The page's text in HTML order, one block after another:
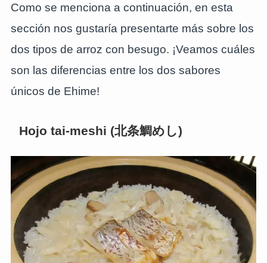
Como se menciona a continuación, en esta
sección nos gustaría presentarte más sobre los
dos tipos de arroz con besugo. ¡Veamos cuáles
son las diferencias entre los dos sabores
únicos de Ehime!
Hojo tai-meshi (北条鯛めし)